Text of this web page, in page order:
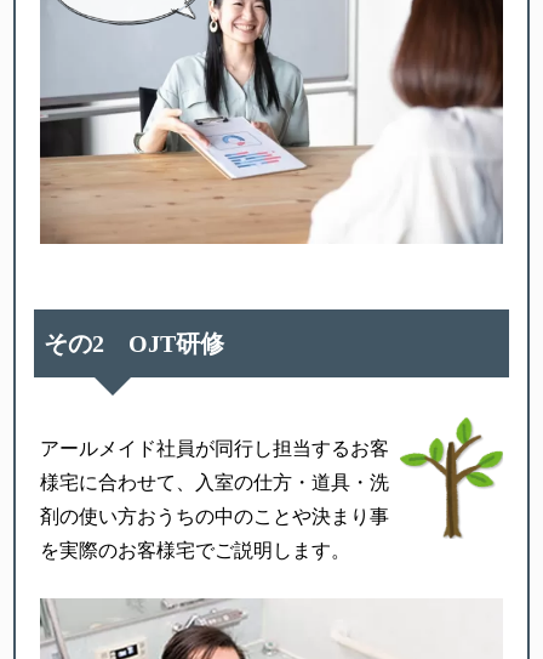
その2 OJT研修
アールメイド社員が同行し担当するお客
様宅に合わせて、
入室の仕方・道具・洗
剤の使い方おうちの中のことや決まり事
を実際のお客様宅でご説明します。